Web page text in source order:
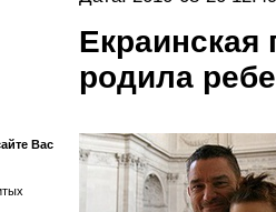
Вас
родила